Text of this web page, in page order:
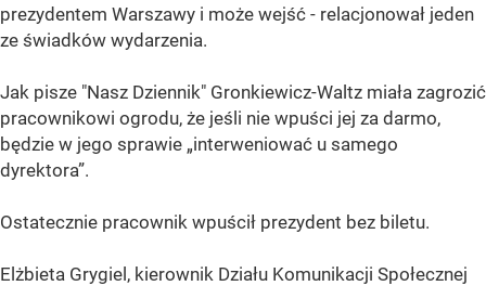
prezydentem Warszawy i może wejść - relacjonował jeden
ze świadków wydarzenia.
Jak pisze "Nasz Dziennik" Gronkiewicz-Waltz miała zagrozić
pracownikowi ogrodu, że jeśli nie wpuści jej za darmo,
będzie w jego sprawie „interweniować u samego
dyrektora”.
Ostatecznie pracownik wpuścił prezydent bez biletu.
Elżbieta Grygiel, kierownik Działu Komunikacji Społecznej